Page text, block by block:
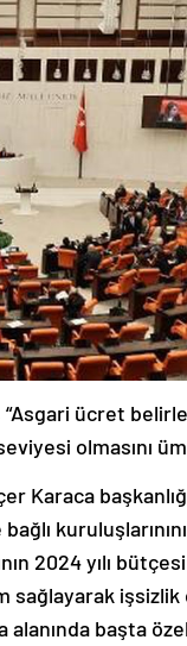
“Asgari ücret
olmasını
Karaca
2024 yılı
işsizlik
başta